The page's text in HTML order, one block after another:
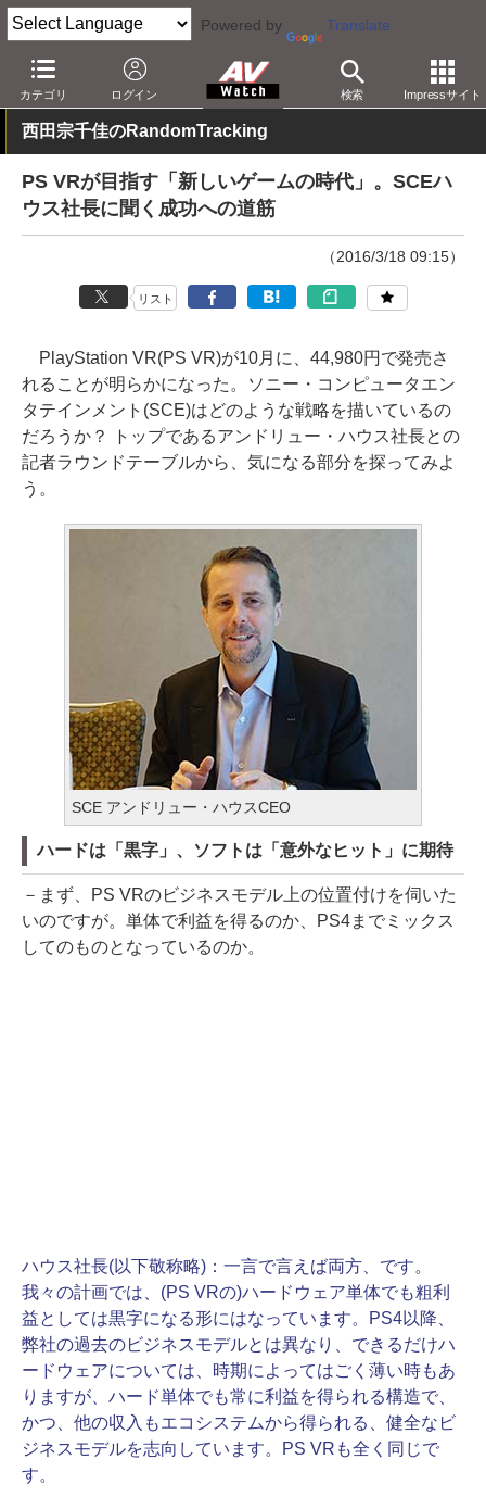
Powered by Translate
カテゴリ ログイン 検索 Impressサイト
AV Watch 製品 HMD/スマートグラス PlayStation VR
西田宗千佳のRandomTracking
PS VRが目指す「新しいゲームの時代」。SCEハ
ウス社長に聞く成功への道筋
（2016/3/18 09:15）
リスト
PlayStation VR(PS VR)が10月に、44,980円で発売さ
れることが明らかになった。ソニー・コンピュータエン
タテインメント(SCE)はどのような戦略を描いているの
だろうか？ トップであるアンドリュー・ハウス社長との
記者ラウンドテーブルから、気になる部分を探ってみよ
う。
SCE アンドリュー・ハウスCEO
ハードは「黒字」、ソフトは「意外なヒット」に期待
－まず、PS VRのビジネスモデル上の位置付けを伺いた
いのですが。単体で利益を得るのか、PS4までミックス
してのものとなっているのか。
ハウス社長(以下敬称略)： 一言で言えば両方、です。
我々の計画では、(PS VRの)ハードウェア単体でも粗利
益としては黒字になる形にはなっています。PS4以降、
弊社の過去のビジネスモデルとは異なり、できるだけハ
ードウェアについては、時期によってはごく薄い時もあ
りますが、ハード単体でも常に利益を得られる構造で、
かつ、他の収入もエコシステムから得られる、健全なビ
ジネスモデルを志向しています。PS VRも全く同じで
す。